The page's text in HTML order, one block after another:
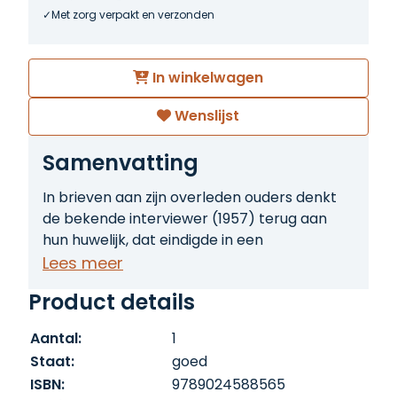
Met zorg verpakt en verzonden
In winkelwagen
Wenslijst
Samenvatting
In brieven aan zijn overleden ouders denkt
de bekende interviewer (1957) terug aan
hun huwelijk, dat eindigde in een
vechtscheiding, en aan zijn eigen
weigering van contact met zijn moeder
Lees meer
Product details
Aantal:
1
Staat:
goed
ISBN:
9789024588565